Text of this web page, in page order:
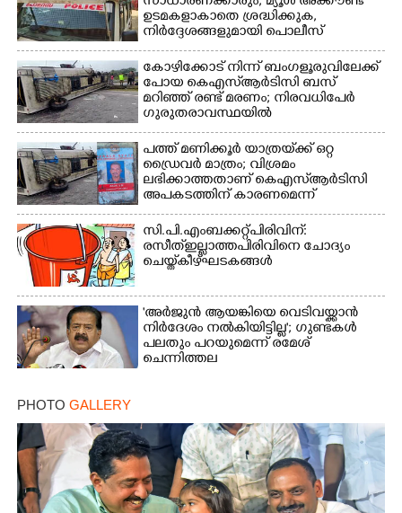
ഉടമകളാകാതെ ശ്രദ്ധിക്കുക,
നിർദ്ദേശങ്ങളുമായി പൊലീസ്
കോഴിക്കോട് നിന്ന് ബംഗളൂരുവിലേക്ക്
പോയ കെഎസ്‌ആർടിസി ബസ്
മറിഞ്ഞ് രണ്ട് മരണം; നിരവധിപേർ
ഗുരുതരാവസ്ഥയിൽ
പത്ത് മണിക്കൂർ യാത്രയ്‌ക്ക് ഒറ്റ
ഡ്രൈവർ മാത്രം; വിശ്രമം
ലഭിക്കാത്തതാണ് കെഎസ്‌ആർടിസി
അപകടത്തിന് കാരണമെന്ന്
വിമർശനം
സി.പി.എം ബക്കറ്റ് പിരിവിന്:
രസീത് ഇല്ലാത്ത പിരിവിനെ ചോദ്യം
ചെയ്ത് കീഴ്ഘടകങ്ങൾ
'അർജുൻ ആയങ്കിയെ വെടിവയ്ക്കാൻ
നിർദേശം നൽകിയിട്ടില്ല'; ഗുണ്ടകൾ
പലതും പറയുമെന്ന് രമേശ്
ചെന്നിത്തല
PHOTO GALLERY
Share this link
Copy Link